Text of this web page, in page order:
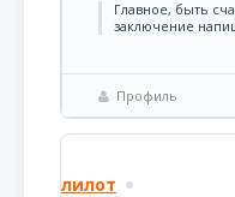
Главное, быть
заключение
Профиль
лилот